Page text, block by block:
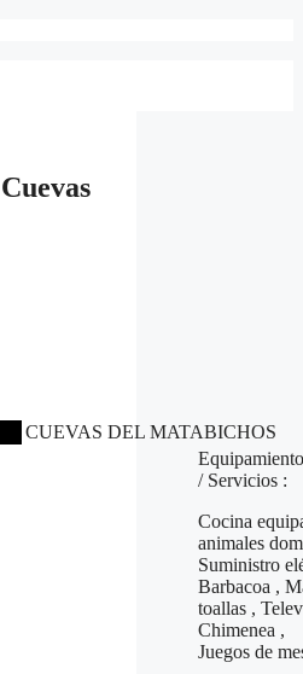
CUEVAS DEL MATABICHOS
Equipamiento
/ Servicios :
Cocina
animales
Suministro
Barbacoa ,
toallas ,
Chimenea ,
Juegos de